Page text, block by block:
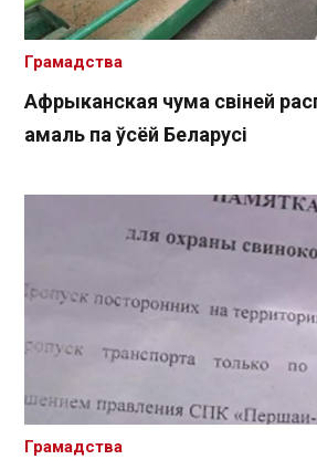
Афрыканская чума свіней
амаль па ўсёй Беларусі
Грамадства
Грамадства